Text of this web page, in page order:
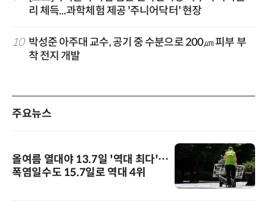
리 체득...과학체험 제공 '주니어닥터' 현장
10 박성준 아주대 교수, 공기 중 수분으로 200㎛ 피부 부
착 전지 개발
주요뉴스
올여름 열대야 13.7일 '역대 최다'…
폭염일수도 15.7일로 역대 4위